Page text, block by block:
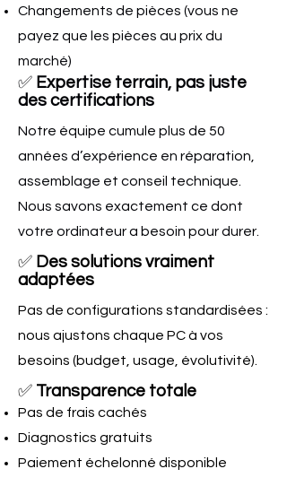
Changements de pièces (vous ne
payez que les pièces au prix du
marché)
✅ Expertise terrain, pas juste
des certifications
Notre équipe cumule plus de 50
années d’expérience en réparation,
assemblage et conseil technique.
Nous savons exactement ce dont
votre ordinateur a besoin pour durer.
✅ Des solutions vraiment
adaptées
Pas de configurations standardisées :
nous ajustons chaque PC à vos
besoins (budget, usage, évolutivité).
✅ Transparence totale
Pas de frais cachés
Diagnostics gratuits
Paiement échelonné disponible